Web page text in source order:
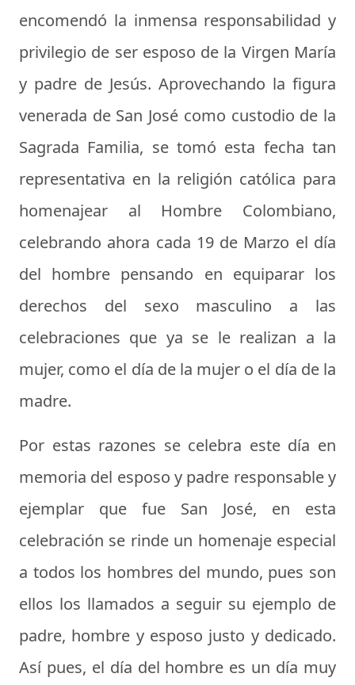
encomendó la inmensa responsabilidad y
privilegio de ser esposo de la Virgen María
y padre de Jesús. Aprovechando la figura
venerada de San José como custodio de la
Sagrada Familia, se tomó esta fecha tan
representativa en la religión católica para
homenajear al Hombre Colombiano,
celebrando ahora cada 19 de Marzo el día
del hombre pensando en equiparar los
derechos del sexo masculino a las
celebraciones que ya se le realizan a la
mujer, como el día de la mujer o el día de la
madre.
Por estas razones se celebra este día en
memoria del esposo y padre responsable y
ejemplar que fue San José, en esta
celebración se rinde un homenaje especial
a todos los hombres del mundo, pues son
ellos los llamados a seguir su ejemplo de
padre, hombre y esposo justo y dedicado.
Así pues, el día del hombre es un día muy